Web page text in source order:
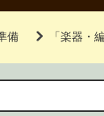
備 「楽器・